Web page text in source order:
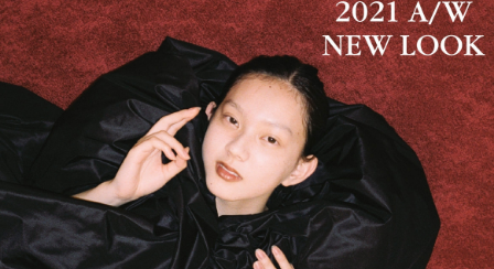
オンラインストア
リクルート